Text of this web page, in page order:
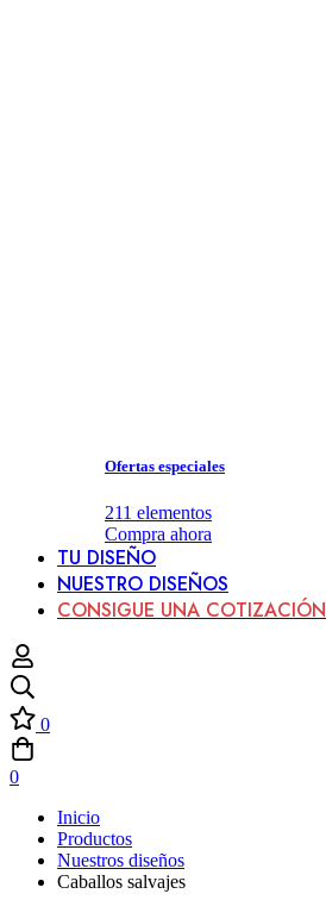
Ofertas especiales
211 elementos
Compra ahora
TU DISEÑO
NUESTRO DISEÑOS
CONSIGUE UNA COTIZACIÓN
0
0
Inicio
Productos
Nuestros diseños
Caballos salvajes